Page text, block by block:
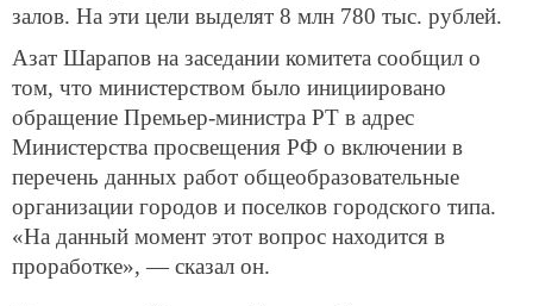
залов. На эти цели выделят 8 млн 780 тыс. рублей.
Азат Шарапов на заседании комитета сообщил о
том, что министерством было инициировано
обращение Премьер-министра РТ в адрес
Министерства просвещения РФ о включении в
перечень данных работ общеобразовательные
организации городов и поселков городского типа.
«На данный момент этот вопрос находится в
проработке», — сказал он.